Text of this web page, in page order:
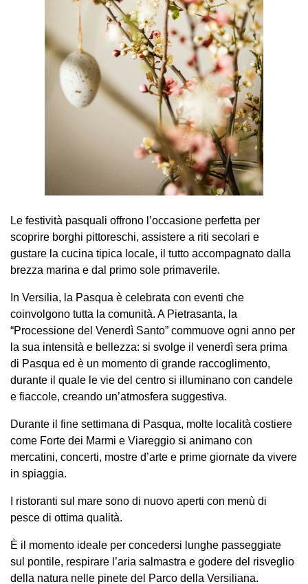
Le festività pasquali offrono l’occasione perfetta per
scoprire borghi pittoreschi, assistere a riti secolari e
gustare la cucina tipica locale, il tutto accompagnato dalla
brezza marina e dal primo sole primaverile.
In Versilia, la Pasqua è celebrata con eventi che
coinvolgono tutta la comunità. A Pietrasanta, la
“Processione del Venerdì Santo” commuove ogni anno per
la sua intensità e bellezza: si svolge il venerdì sera prima
di Pasqua ed è un momento di grande raccoglimento,
durante il quale le vie del centro si illuminano con candele
e fiaccole, creando un’atmosfera suggestiva.
Durante il fine settimana di Pasqua, molte località costiere
come Forte dei Marmi e Viareggio si animano con
mercatini, concerti, mostre d’arte e prime giornate da vivere
in spiaggia.
I ristoranti sul mare sono di nuovo aperti con menù di
pesce di ottima qualità.
È il momento ideale per concedersi lunghe passeggiate
sul pontile, respirare l’aria salmastra e godere del risveglio
della natura nelle pinete del Parco della Versiliana.